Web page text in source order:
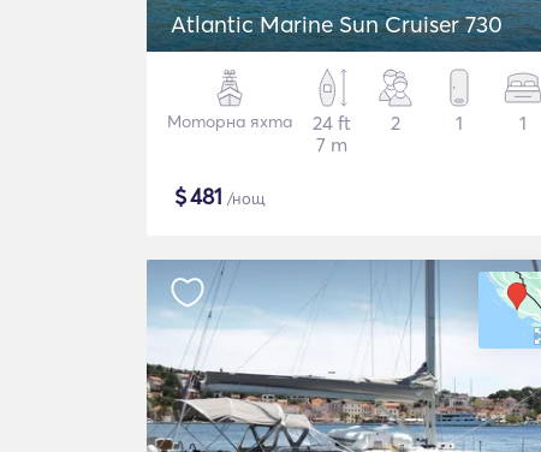
Atlantic Marine Sun Cruiser 730
Моторна яхта
24 ft
7 m
2 1 1
$481 /нощ